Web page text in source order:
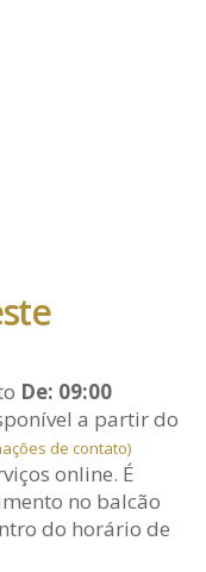
De: 09:00
a partir do
de contato)
online. É
no balcão
do horário de